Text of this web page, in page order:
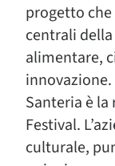
progetto
centrali
alimentare,
innovazione.
Santeria è
Festival.
culturale,